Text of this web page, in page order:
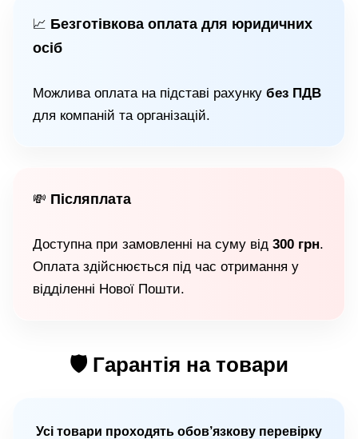
📈 Безготівкова оплата для юридичних
осіб
Можлива оплата на підставі рахунку без ПДВ
для компаній та організацій.
💸 Післяплата
Доступна при замовленні на суму від 300 грн.
Оплата здійснюється під час отримання у
відділенні Нової Пошти.
🛡 Гарантія на товари
Усі товари проходять обов’язкову перевірку